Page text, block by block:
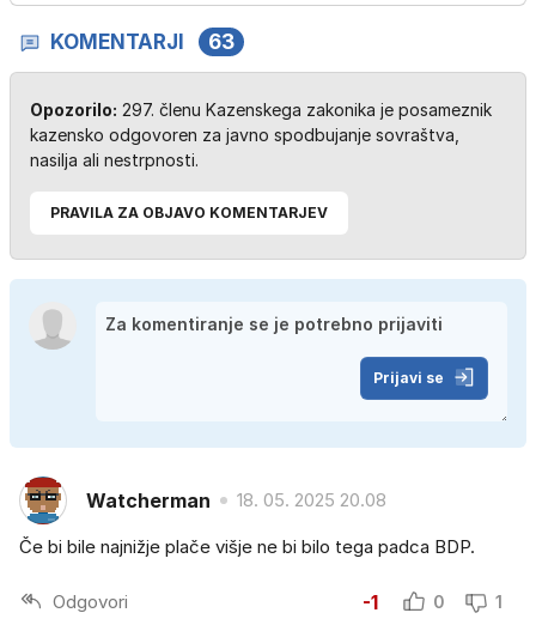
KOMENTARJI 63
Opozorilo: 297. členu Kazenskega zakonika je posameznik
kazensko odgovoren za javno spodbujanje sovraštva,
nasilja ali nestrpnosti.
PRAVILA ZA OBJAVO KOMENTARJEV
Prijavi se
Watcherman 18. 05. 2025 20.08
Če bi bile najnižje plače višje ne bi bilo tega padca BDP.
Odgovori -1 0 1